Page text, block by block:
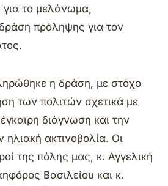
για το μελάνωμα,
πρόληψης για τον
η δράση, με στόχο
των πολιτών σχετικά με
διάγνωση και την
ακτινοβολία. Οι
της πόλης μας, κ. Αγγελική
Βασιλείου και κ.